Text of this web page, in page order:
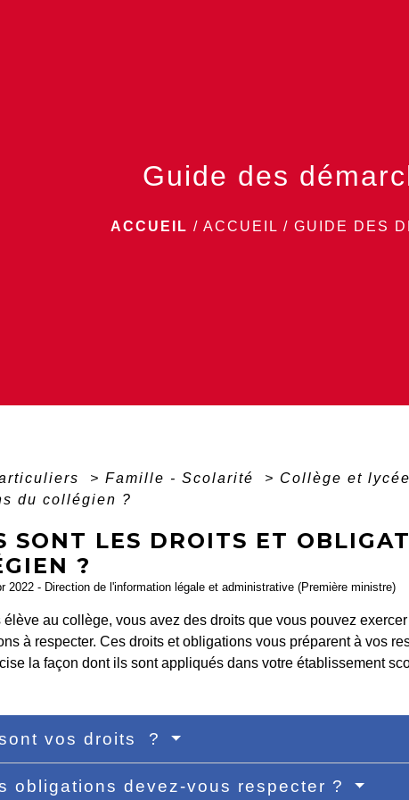
Guide des
ACCUEIL / ACCUEIL / GUIDE DES
> Famille - Scolarité > Collège et lycée
du collégien ?
SONT LES DROITS ET
?
2022 - Direction de l'information légale et administrative (Première ministre)
élève au collège, vous avez des droits que vous pouvez
à respecter. Ces droits et obligations vous préparent à vos
la façon dont ils sont appliqués dans votre établissement
vos droits ?
obligations devez-vous respecter ?